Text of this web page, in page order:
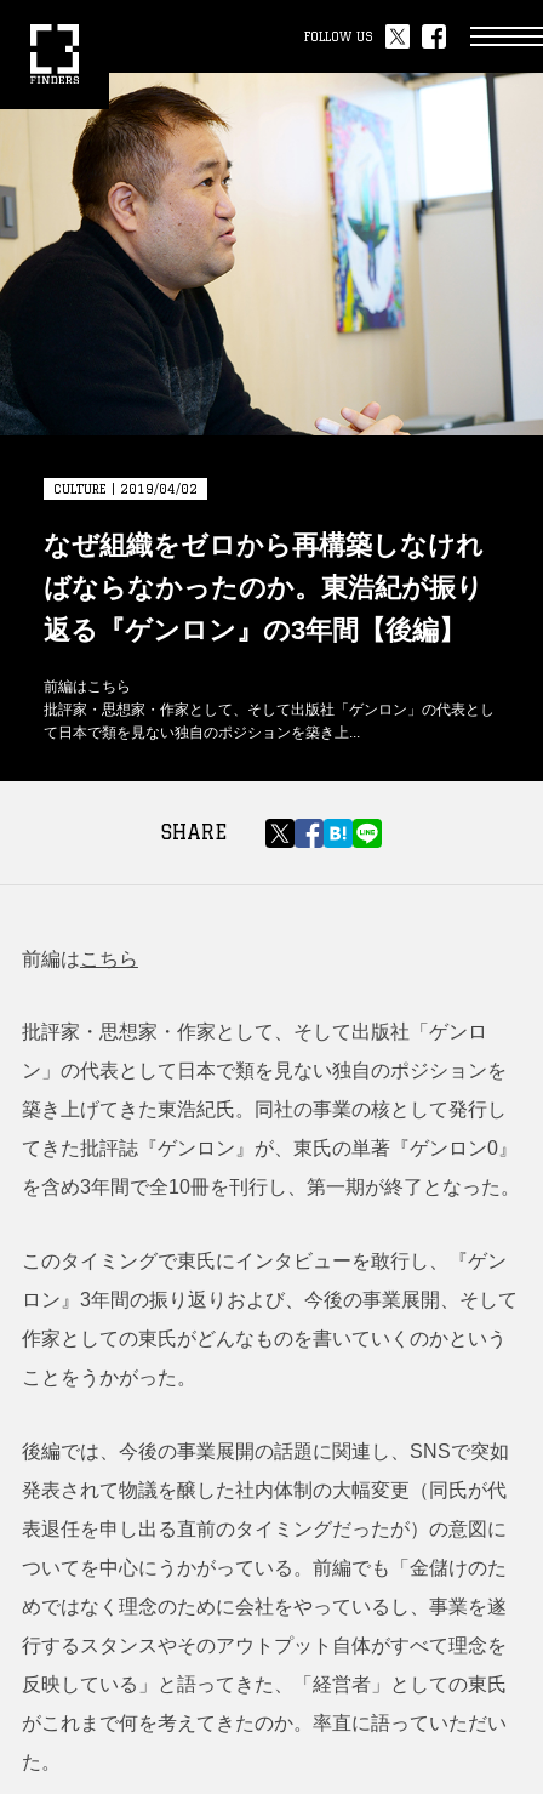
FOLLOW US
CULTURE | 2019/04/02
なぜ組織をゼロから再構築しなけれ
ばならなかったのか。東浩紀が振り
返る『ゲンロン』の3年間【後編】
前編はこちら
批評家・思想家・作家として、そして出版社「ゲンロン」の代表とし
て日本で類を見ない独自のポジションを築き上...
SHARE
前編はこちら
批評家・思想家・作家として、そして出版社「ゲンロ
ン」の代表として日本で類を見ない独自のポジションを
築き上げてきた東浩紀氏。同社の事業の核として発行し
てきた批評誌『ゲンロン』が、東氏の単著『ゲンロン0』
を含め3年間で全10冊を刊行し、第一期が終了となった。
このタイミングで東氏にインタビューを敢行し、『ゲン
ロン』3年間の振り返りおよび、今後の事業展開、そして
作家としての東氏がどんなものを書いていくのかという
ことをうかがった。
後編では、今後の事業展開の話題に関連し、SNSで突如
発表されて物議を醸した社内体制の大幅変更（同氏が代
表退任を申し出る直前のタイミングだったが）の意図に
ついてを中心にうかがっている。前編でも「金儲けのた
めではなく理念のために会社をやっているし、事業を遂
行するスタンスやそのアウトプット自体がすべて理念を
反映している」と語ってきた、「経営者」としての東氏
がこれまで何を考えてきたのか。率直に語っていただい
た。